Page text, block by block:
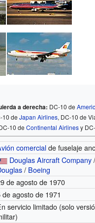
a derecha: DC-10 de
10 de Japan Airlines, DC-10 de
10 deContinental Airlinesy
comercialde fuselaje
Douglas Aircraft Company/
/ Boeing
de agosto de 1970
de agosto de 1971
servicio limitado (solo